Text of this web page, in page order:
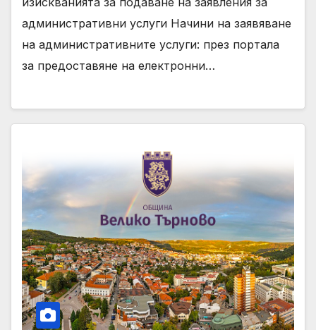
административни услуги Начини на заявяване
на административните услуги: през портала
за предоставяне на електронни…